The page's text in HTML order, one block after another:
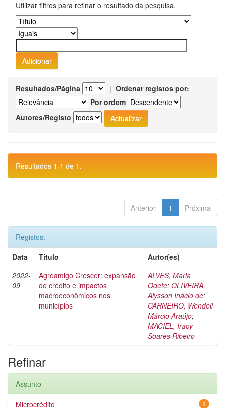
Utilizar filtros para refinar o resultado da pesquisa.
Resultados/Página | Ordenar registos por:
Por ordem
Autores/Registo
Resultados 1-1 de 1.
Anterior 1 Próxima
Registos:
Data
Título
Autor(es)
2022-
09
Agroamigo Crescer: expansão
do crédito e impactos
macroeconômicos nos
municípios
ALVES, Maria
Odete; OLIVEIRA,
Alysson Inácio de;
CARNEIRO, Wendell
Márcio Araújo;
MACIEL, Iracy
Soares Ribeiro
Refinar
Assunto
1
Microcrédito